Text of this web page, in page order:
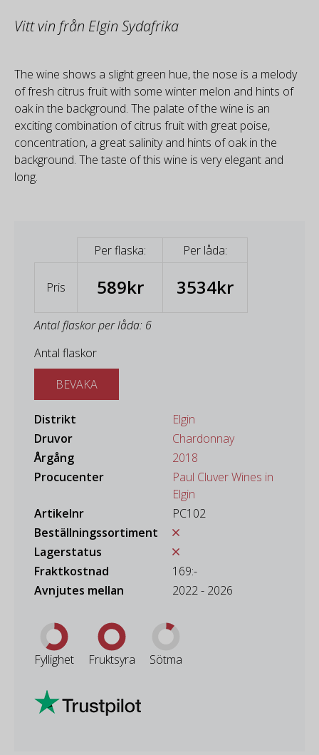
Vitt vin från Elgin Sydafrika
The wine shows a slight green hue, the nose is a melody
of fresh citrus fruit with some winter melon and hints of
oak in the background. The palate of the wine is an
exciting combination of citrus fruit with great poise,
concentration, a great salinity and hints of oak in the
background. The taste of this wine is very elegant and
long.
Per flaska: Per låda:
Pris 589kr 3534kr
Antal flaskor per låda: 6
Antal flaskor
BEVAKA
Distrikt
Elgin
Druvor
Chardonnay
Årgång
2018
Procucenter
Paul Cluver Wines in
Elgin
Artikelnr
PC102
Beställningssortiment
Lagerstatus
Fraktkostnad
169:-
Avnjutes mellan
2022 - 2026
Fyllighet Fruktsyra Sötma